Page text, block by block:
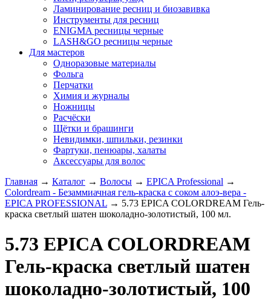
Ламинирование ресниц и биозавивка
Инструменты для ресниц
ENIGMA ресницы черные
LASH&GO ресницы черные
Для мастеров
Одноразовые материалы
Фольга
Перчатки
Химия и журналы
Ножницы
Расчёски
Щётки и брашинги
Невидимки, шпильки, резинки
Фартуки, пенюары, халаты
Аксессуары для волос
Главная → Каталог → Волосы → EPICA Professional →
Colordream - Безаммиачная гель-краска с соком алоэ-вера -
EPICA PROFESSIONAL → 5.73 EPICA COLORDREAM Гель-
краска светлый шатен шоколадно-золотистый, 100 мл.
5.73 EPICA COLORDREAM
Гель-краска светлый шатен
шоколадно-золотистый, 100